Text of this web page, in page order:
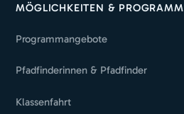
MÖGLICHKEITEN & PROGRAMM
Programmangebote
Pfadfinderinnen & Pfadfinder
Klassenfahrt